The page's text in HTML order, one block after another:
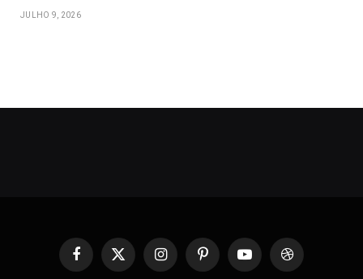
JULHO 9, 2026
FacebookX
(Twitter)
InstagramPinterestYouTubeDribbble